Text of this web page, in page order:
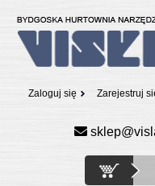
Zarejestruj
Zaloguj się